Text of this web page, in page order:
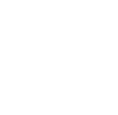
De olika